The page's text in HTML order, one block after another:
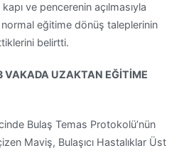
kapı ve pencerenin açılmasıyla
eğitime dönüş taleplerinin
belirtti.
VAKADA UZAKTAN EĞİTİME
Bulaş Temas Protokolü’nün
Maviş, Bulaşıcı Hastalıklar Üst